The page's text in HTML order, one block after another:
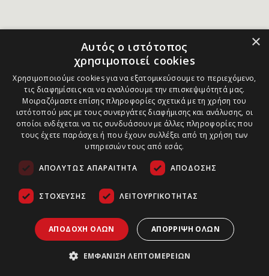
×
Αυτός ο ιστότοπος
χρησιμοποιεί cookies
Χρησιμοποιούμε cookies για να εξατομικεύσουμε το περιεχόμενο,
τις διαφημίσεις και να αναλύσουμε την επισκεψιμότητά μας.
Μοιραζόμαστε επίσης πληροφορίες σχετικά με τη χρήση του
ιστότοπού μας με τους συνεργάτες διαφήμισης και ανάλυσης, οι
οποίοι ενδέχεται να τις συνδυάσουν με άλλες πληροφορίες που
τους έχετε παράσχει ή που έχουν συλλέξει από τη χρήση των
υπηρεσιών τους από εσάς.
ΑΠΟΛΎΤΩΣ ΑΠΑΡΑΊΤΗΤΑ ΑΠΌΔΟΣΗΣ
ΣΤΌΧΕΥΣΗΣ ΛΕΙΤΟΥΡΓΙΚΌΤΗΤΑΣ
ΑΠΟΔΟΧΉ ΌΛΩΝ ΑΠΌΡΡΙΨΗ ΌΛΩΝ
ΕΜΦΆΝΙΣΗ ΛΕΠΤΟΜΕΡΕΙΏΝ